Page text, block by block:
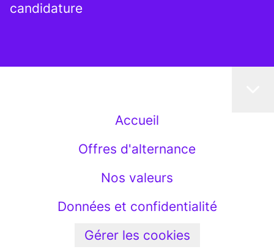
candidature
Accueil
Offres d'alternance
Nos valeurs
Données et confidentialité
Gérer les cookies